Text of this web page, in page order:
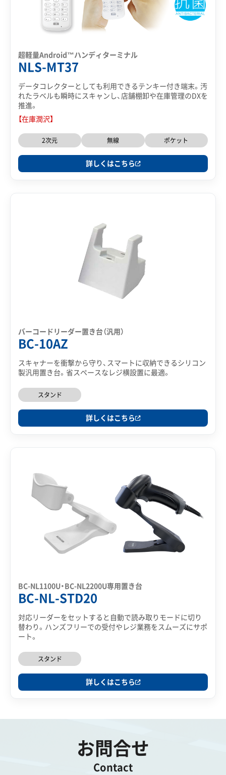
NLS-MT37
超軽量Android™ハンディターミナル
データコレクターとしても利用できるテンキー付き端末。汚
れたラベルも瞬時にスキャンし、店舗棚卸や在庫管理のDXを
推進。
【在庫潤沢】
2次元 無線 ポケット
詳しくはこちら
BC-10AZ
バーコードリーダー置き台（汎用）
スキャナーを衝撃から守り、スマートに収納できるシリコン
製汎用置き台。省スペースなレジ横設置に最適。
スタンド
詳しくはこちら
BC-NL-STD20
BC-NL1100U・BC-NL2200U専用置き台
対応リーダーをセットすると自動で読み取りモードに切り
替わり。ハンズフリーでの受付やレジ業務をスムーズにサポ
ート。
スタンド
詳しくはこちら
お問合せ
Contact